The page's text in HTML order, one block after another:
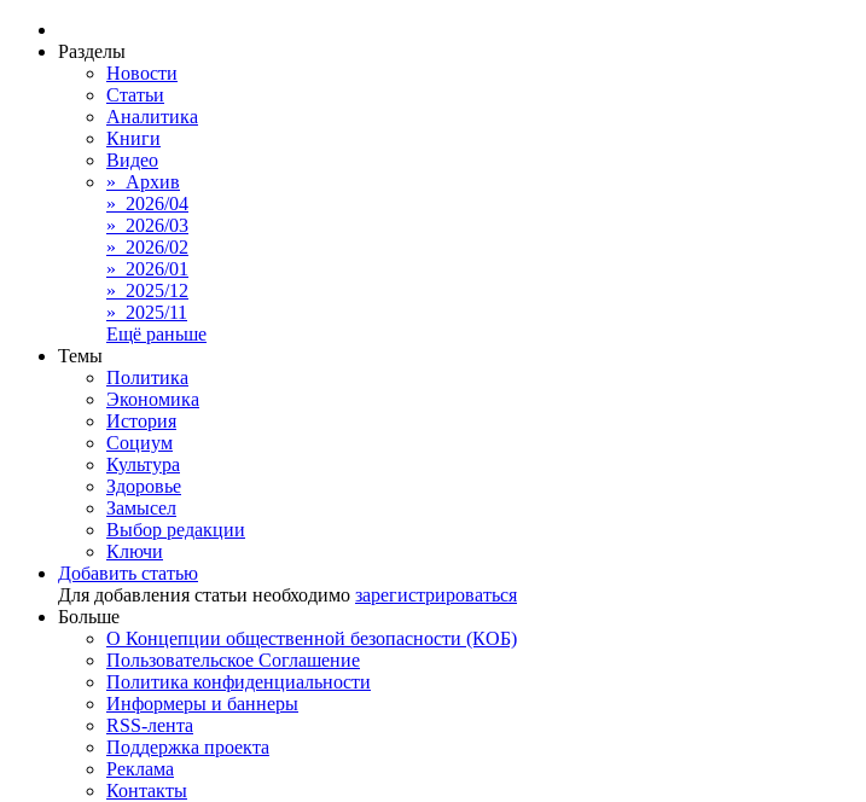
Разделы
Новости
Статьи
Аналитика
Книги
Видео
» Архив
» 2026/04
» 2026/03
» 2026/02
» 2026/01
» 2025/12
» 2025/11
Ещё раньше
Темы
Политика
Экономика
История
Социум
Культура
Здоровье
Замысел
Выбор редакции
Ключи
Добавить статью
Для добавления статьи необходимо зарегистрироваться
Больше
О Концепции общественной безопасности (КОБ)
Пользовательское Соглашение
Политика конфиденциальности
Информеры и баннеры
RSS-лента
Поддержка проекта
Реклама
Контакты